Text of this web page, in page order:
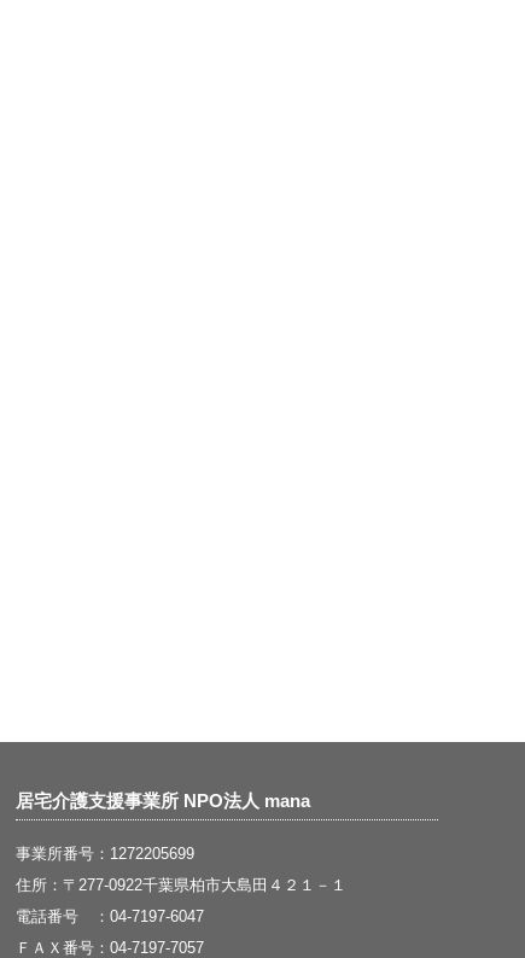
居宅介護支援事業所 NPO法人 mana
事業所番号：1272205699
住所：〒277-0922千葉県柏市大島田４２１－１
電話番号 ：04-7197-6047
ＦＡＸ番号：04-7197-7057